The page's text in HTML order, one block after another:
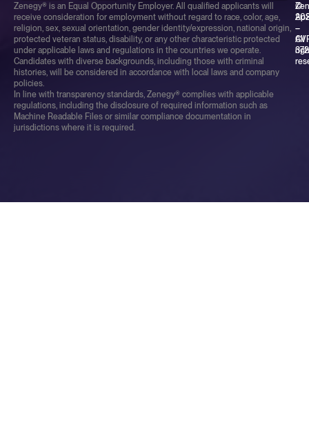
Zenegy® is an Equal Opportunity Employer. All qualified applicants will
receive consideration for employment without regard to race, color, age,
religion, sex, sexual orientation, gender identity/expression, national origin,
protected veteran status, disability, or any other characteristic protected
under applicable laws and regulations in the countries we operate.
Candidates with diverse backgrounds, including those with criminal
histories, will be considered in accordance with local laws and company
policies.
In line with transparency standards, Zenegy® complies with applicable
regulations, including the disclosure of required information such as
Machine Readable Files or similar compliance documentation in
jurisdictions where it is required.
©
–
All
–